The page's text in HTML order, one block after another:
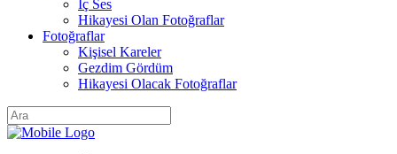
İç Ses
Hikayesi Olan Fotoğraflar
Fotoğraflar
Kişisel Kareler
Gezdim Gördüm
Hikayesi Olacak Fotoğraflar